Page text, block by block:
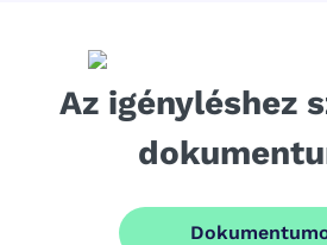
Az igényléshez